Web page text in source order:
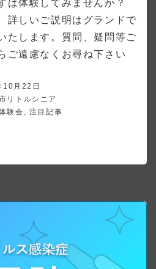
は体験してみませんか？
詳しいご説明はグランドで
たします。質問、疑問等ご
ご遠慮なくお尋ね下さい
月22日
リトルシニア
験会 注目記事